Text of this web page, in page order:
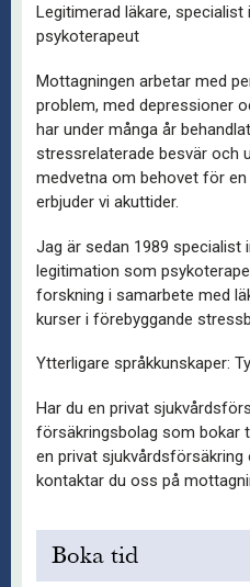
Legitimerad läkare,
psykoterapeut
Mottagningen arbetar med
problem, med depressioner
har under många år
stressrelaterade besvär och
medvetna om behovet för
erbjuder vi akuttider.
Jag är sedan 1989 specialist
legitimation som
forskning i samarbete med
kurser i förebyggande
Ytterligare språkkunskaper:
Har du en privat
försäkringsbolag som bokar
en privat sjukvårdsförsäkring
kontaktar du oss på
Boka tid